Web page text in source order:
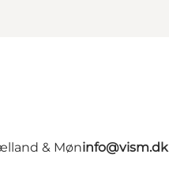
& Møninfo@vism.dk